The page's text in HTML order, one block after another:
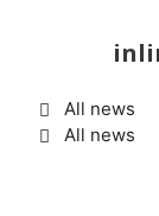
All news
All news